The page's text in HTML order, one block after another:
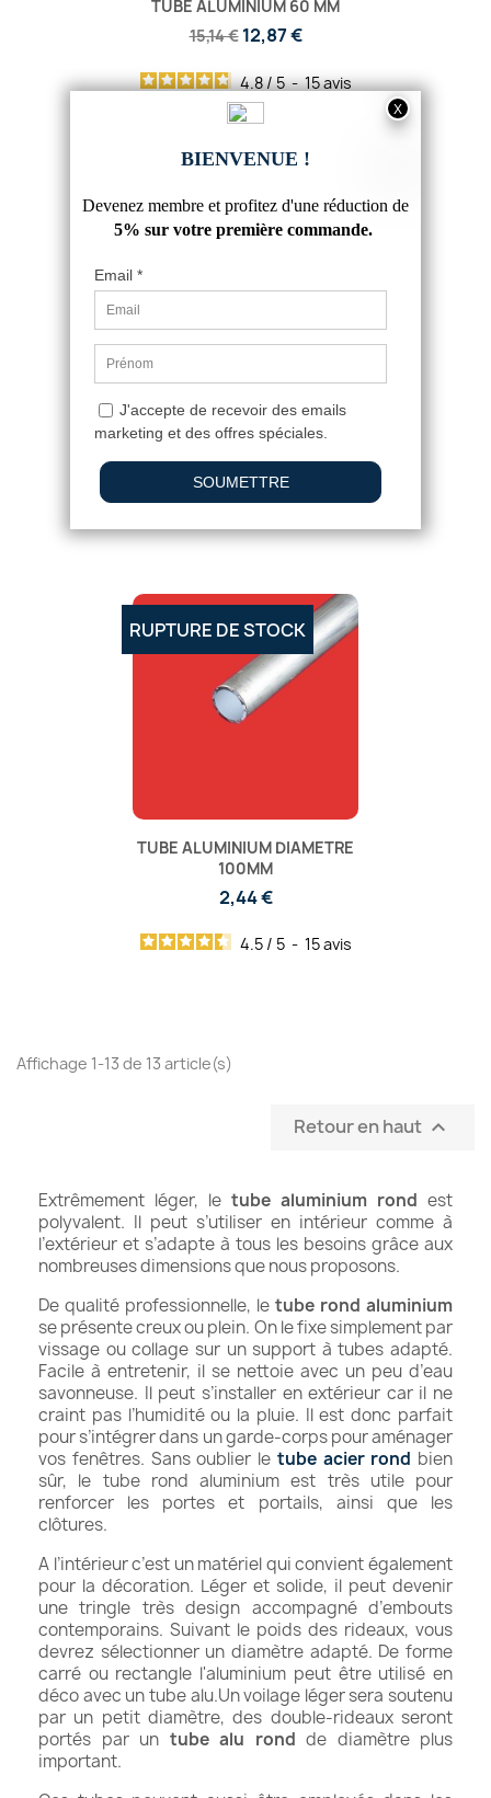
TUBE ALUMINIUM 60 MM
15,14 € 12,87 €
4.8/5-15avis
TUBE ALUMINIUM 80MM
5/5-1avis
TUBE ALUMINIUM DIAMETRE
100MM
2,44 €
4.5 / 5 - 15avis
RUPTURE DE STOCK
Affichage 1-13 de 13 article(s)
Retour en haut 
Extrêmement léger, le tube aluminium rond est
polyvalent. Il peut s’utiliser en intérieur comme à
l’extérieur et s’adapte à tous les besoins grâce aux
nombreuses dimensions que nous proposons.
De qualité professionnelle, le tube rond aluminium
se présente creux ou plein. On le fixe simplement par
vissage ou collage sur un support à tubes adapté.
Facile à entretenir, il se nettoie avec un peu d’eau
savonneuse. Il peut s’installer en extérieur car il ne
craint pas l’humidité ou la pluie. Il est donc parfait
pour s’intégrer dans un garde-corps pour aménager
vos fenêtres. Sans oublier le tube acier rond bien
sûr, le tube rond aluminium est très utile pour
renforcer les portes et portails, ainsi que les
clôtures.
A l’intérieur c’est un matériel qui convient également
pour la décoration. Léger et solide, il peut devenir
une tringle très design accompagné d’embouts
contemporains. Suivant le poids des rideaux, vous
devrez sélectionner un diamètre adapté. De forme
carré ou rectangle l'aluminium peut être utilisé en
déco avec un tube alu.Un voilage léger sera soutenu
par un petit diamètre, des double-rideaux seront
portés par un tube alu rond de diamètre plus
important.